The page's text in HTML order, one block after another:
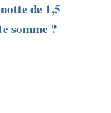
de 1,5
somme ?